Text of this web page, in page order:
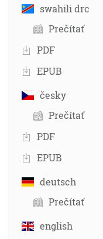
swahili drc
Prečítať
PDF
EPUB
česky
Prečítať
PDF
EPUB
deutsch
Prečítať
english